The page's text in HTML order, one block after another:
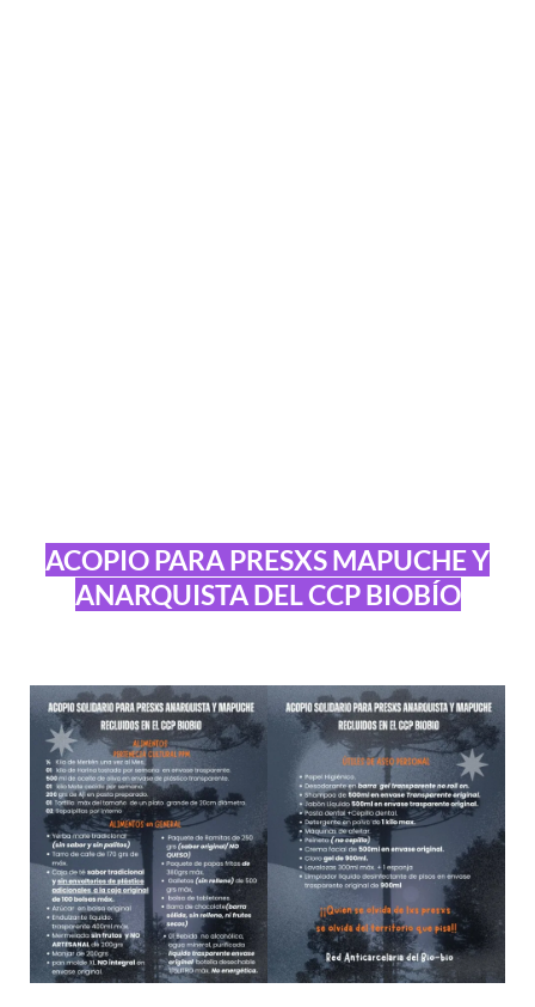
ACOPIO PARA PRESXS MAPUCHE Y
ANARQUISTA DEL CCP BIOBÍO